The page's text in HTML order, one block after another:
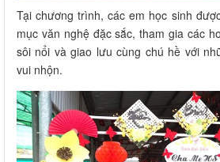
Tại chương trình, các em học sinh
mục văn nghệ đặc sắc, tham gia các
sôi nổi và giao lưu cùng chú hề với
vui nhộn.